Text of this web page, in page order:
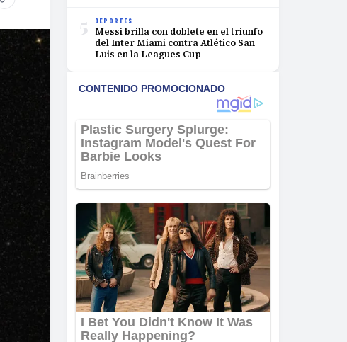
5 DEPORTES
Messi brilla con doblete en el triunfo
del Inter Miami contra Atlético San
Luis en la Leagues Cup